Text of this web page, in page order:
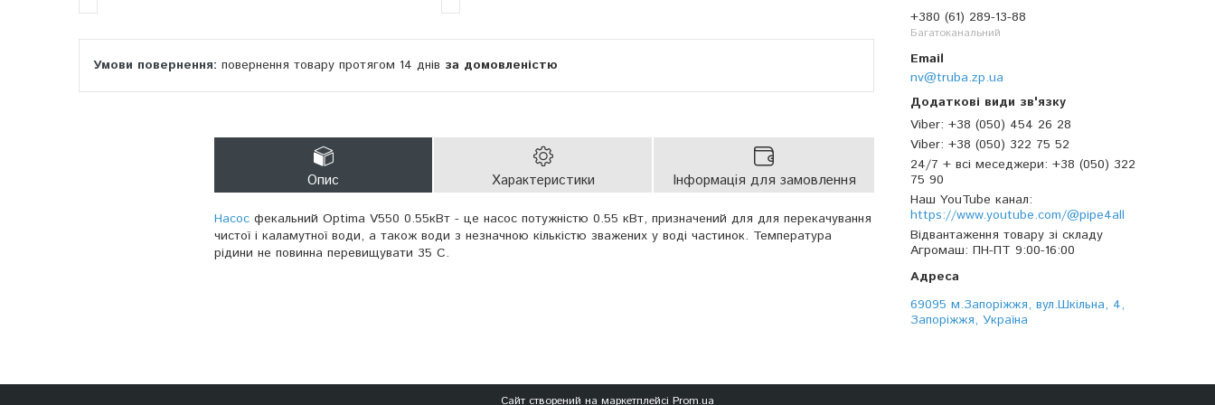
+380 (61) 289-13-88
Багатоканальний
nv@truba.zp.ua
Viber +38 (050) 454 26 28
Viber +38 (050) 322 75 52
24/7 + всі меседжери +38 (050) 322
75 90
Наш YouTube канал
https://www.youtube.com/@pipe4all
Відвантаження товару зі складу
Агромаш ПН-ПТ 9:00-16:00
69095 м.Запоріжжя, вул.Шкільна, 4,
Запоріжжя, Україна
повернення товару протягом 14 днів за домовленістю
Опис Характеристики Інформація для замовлення
Насос фекальний Optima V550 0.55кВт - це насос потужністю 0.55 кВт, призначений для для перекачування
чистої і каламутної води, а також води з незначною кількістю зважених у воді частинок. Температура
рідини не повинна перевищувати 35 С.
Сайт створений на маркетплейсі Prom.ua